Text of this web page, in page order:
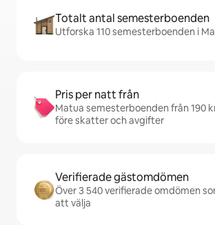
Totalt antal semesterboenden
Utforska 110 semesterboenden i
Pris per natt från
Matua semesterboenden från 190
före skatter och avgifter
Verifierade gästomdömen
Över 3 540 verifierade omdömen
att välja